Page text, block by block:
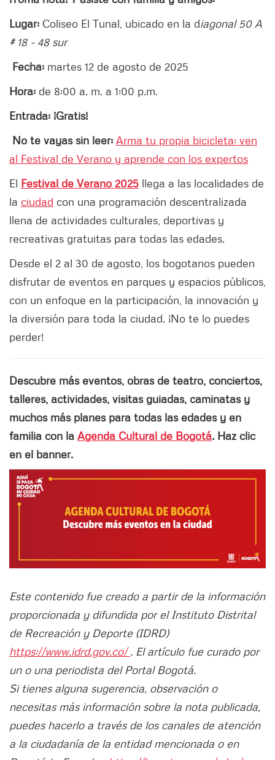
Lugar: Coliseo El Tunal, ubicado en la diagonal 50 A
# 18 - 48 sur
Fecha: martes 12 de agosto de 2025
Hora: de 8:00 a. m. a 1:00 p.m.
Entrada: ¡Gratis!
No te vayas sin leer: Arma tu propia bicicleta: ven
al Festival de Verano y aprende con los expertos
El Festival de Verano 2025 llega a las localidades de
la ciudad con una programación descentralizada
llena de actividades culturales, deportivas y
recreativas gratuitas para todas las edades.
Desde el 2 al 30 de agosto, los bogotanos pueden
disfrutar de eventos en parques y espacios públicos,
con un enfoque en la participación, la innovación y
la diversión para toda la ciudad. ¡No te lo puedes
perder!
Descubre más eventos, obras de teatro, conciertos,
talleres, actividades, visitas guiadas, caminatas y
muchos más planes para todas las edades y en
familia con la Agenda Cultural de Bogotá. Haz clic
en el banner.
Este contenido fue creado a partir de la información
proporcionada y difundida por el Instituto Distrital
de Recreación y Deporte (IDRD)
https://www.idrd.gov.co/. El artículo fue curado por
un o una periodista del Portal Bogotá.
Si tienes alguna sugerencia, observación o
necesitas más información sobre la nota publicada,
puedes hacerlo a través de los canales de atención
a la ciudadanía de la entidad mencionada o en